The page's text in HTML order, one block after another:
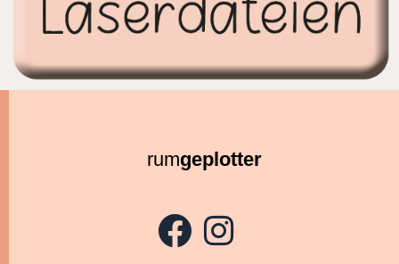
rumgeplotter